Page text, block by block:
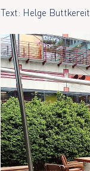
Text: Helge Buttkereit